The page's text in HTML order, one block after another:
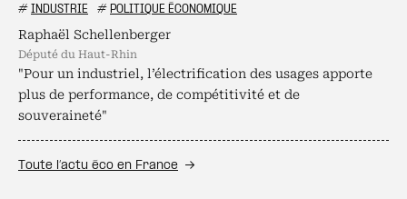
# INDUSTRIE # POLITIQUE ÉCONOMIQUE
Raphaël Schellenberger
député du Haut-Rhin
"Pour un industriel, l’électrification des usages apporte
plus de performance, de compétitivité et de
souveraineté"
Toute l’actu éco en France